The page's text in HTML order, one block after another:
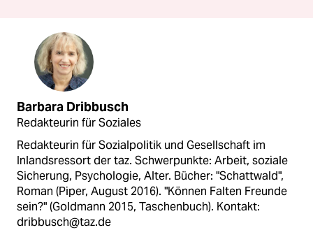
Barbara Dribbusch
Redakteurin für Soziales
Redakteurin für Sozialpolitik und Gesellschaft im
Inlandsressort der taz. Schwerpunkte: Arbeit, soziale
Sicherung, Psychologie, Alter. Bücher: "Schattwald",
Roman (Piper, August 2016). "Können Falten Freunde
sein?" (Goldmann 2015, Taschenbuch). Kontakt:
dribbusch@taz.de